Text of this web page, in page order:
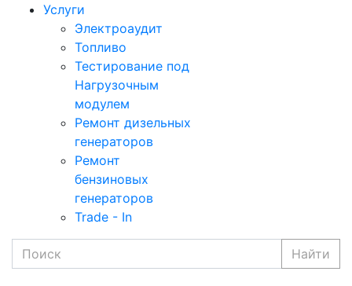
Услуги
Электроаудит
Топливо
Тестирование под
Нагрузочным
модулем
Ремонт дизельных
генераторов
Ремонт
бензиновых
генераторов
Trade - In
Найти